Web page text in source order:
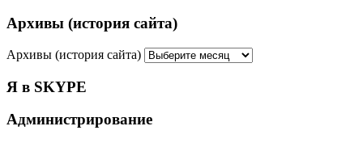
Архивы (история сайта)
Архивы (история сайта)
Я в SKYPE
Администрирование